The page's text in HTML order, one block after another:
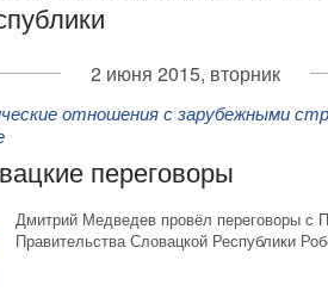
2 июня 2015, вторник
отношения с зарубежными
переговоры
Дмитрий Медведев провёл переговоры с
Правительства Словацкой Республики